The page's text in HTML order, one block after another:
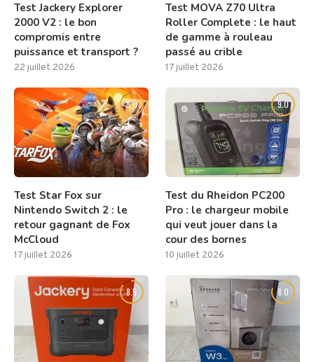
Test Jackery Explorer
2000 V2 : le bon
compromis entre
puissance et transport ?
22 juillet 2026
Test MOVA Z70 Ultra
Roller Complete : le haut
de gamme à rouleau
passé au crible
17 juillet 2026
8.0
Test Star Fox sur
Nintendo Switch 2 : le
retour gagnant de Fox
McCloud
17 juillet 2026
9.0
Test du Rheidon PC200
Pro : le chargeur mobile
qui veut jouer dans la
cour des bornes
10 juillet 2026
8.5 8.0